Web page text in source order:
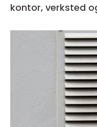
kontor, verksted